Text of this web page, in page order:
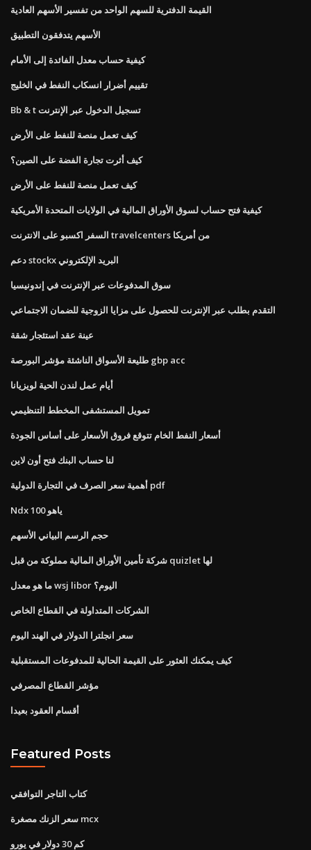
القيمة الدفترية للسهم الواحد من تفسير الأسهم العادية
الأسهم يتدفقون التطبيق
كيفية حساب معدل الفائدة إلى الأمام
تقييم أضرار انسكاب النفط في الخليج
Bb & t تسجيل الدخول عبر الإنترنت
كيف تعمل منصة للنفط على الأرض
كيف أثرت تجارة الفضة على الصين؟
كيف تعمل منصة للنفط على الأرض
كيفية فتح حساب لسوق الأوراق المالية في الولايات المتحدة الأمريكية
السفر اكسبو على الانترنت travelcenters من أمريكا
دعم stockx البريد الإلكتروني
سوق المدفوعات عبر الإنترنت في إندونيسيا
التقدم بطلب عبر الإنترنت للحصول على مزايا الزوجية للضمان الاجتماعي
عينة عقد استئجار شقة
طليعة الأسواق الناشئة مؤشر البورصة gbp acc
أيام عمل لندن الحية لويزيانا
تمويل المستشفى المخطط التنظيمي
أسعار النفط الخام تتوقع فروق الأسعار على أساس الجودة
لنا حساب البنك فتح أون لاين
أهمية سعر الصرف في التجارة الدولية pdf
Ndx 100 ياهو
حجم الرسم البياني الأسهم
شركة تأمين الأوراق المالية مملوكة من قبل quizlet لها
ما هو معدل wsj libor اليوم؟
الشركات المتداولة في القطاع الخاص
سعر انجلترا الدولار في الهند اليوم
كيف يمكنك العثور على القيمة الحالية للمدفوعات المستقبلية
مؤشر القطاع المصرفي
أقسام العقود بعيدا
Featured Posts
كتاب التاجر التوافقي
سعر الزنك مصغرة mcx
كم 30 دولار في يورو